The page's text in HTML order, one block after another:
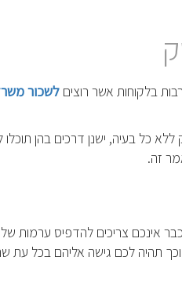
בלקוחות אשר רוצים לשכור
ללא כל בעיה, ישנן דרכים בהן
זה.
אינכם צריכים להדפיס ערמות
תהיה לכם גישה אליהם בכל עת